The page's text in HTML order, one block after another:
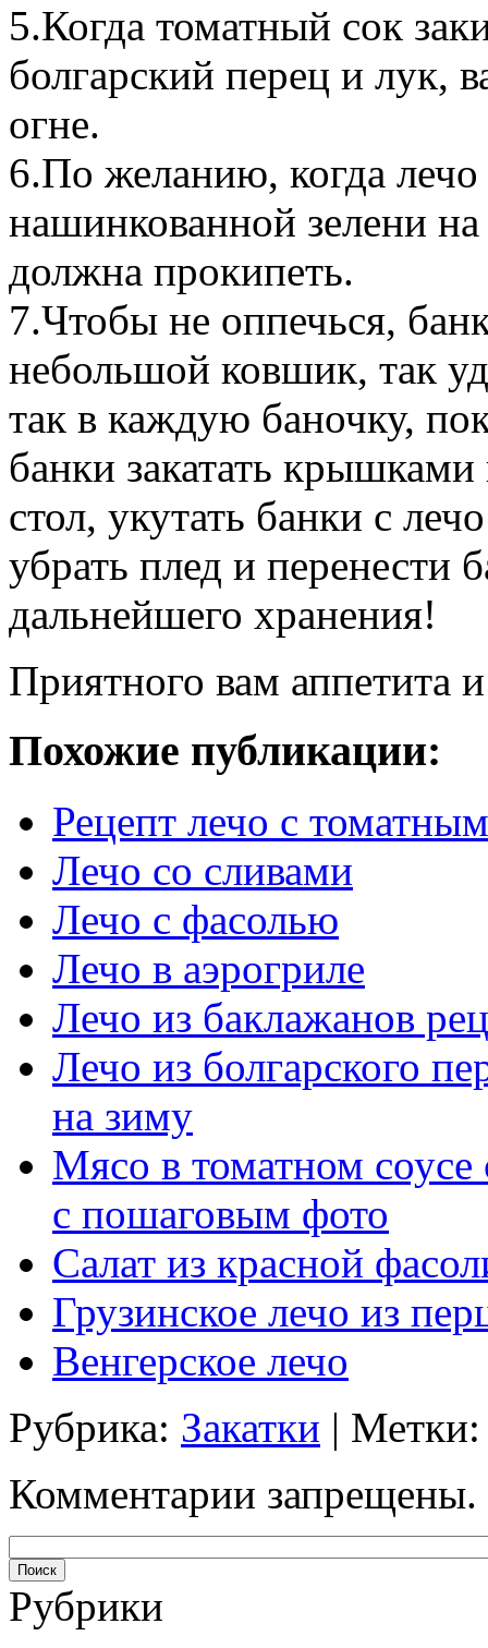
5.Когда томатный сок
болгарский перец и лук,
огне.
6.По желанию, когда
нашинкованной зелени
должна прокипеть.
7.Чтобы не оппечься,
небольшой ковшик, так
так в каждую баночку,
банки закатать
стол, укутать банки с
убрать плед и перенести
дальнейшего хранения!
Приятного вам аппетита
Похожие публикации:
Рецепт лечо с
Лечо со сливами
Лечо с фасолью
Лечо в аэрогриле
Лечо из баклажанов
Лечо из болгарского
на зиму
Мясо в томатном
с пошаговым фото
Салат из красной
Грузинское лечо из
Венгерское лечо
Рубрика: Закатки |
Комментарии запрещены.
Рубрики